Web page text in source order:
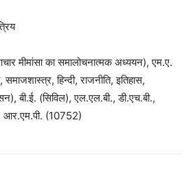
मीमांसा का समालोचनात्मक अध्ययन), एम.ए.
हिन्दी, राजनीति, इतिहास,
बी.ई. (सिविल), एल.एल.बी., डी.एच.बी.,
आर.एम.पी. (10752)